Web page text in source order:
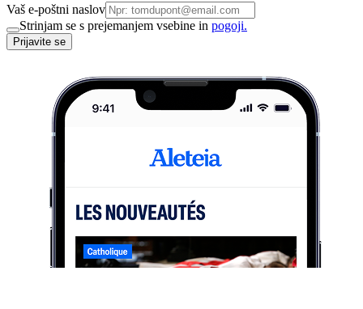
Vaš e-poštni naslov
Strinjam se s prejemanjem vsebine in pogoji.
Prijavite se